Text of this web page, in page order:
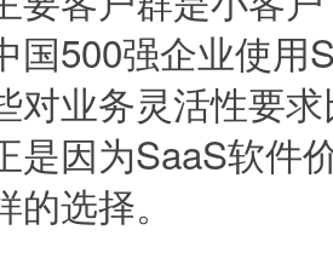
国500强企业使用
对业务灵活性要
是因为SaaS软件
的选择。